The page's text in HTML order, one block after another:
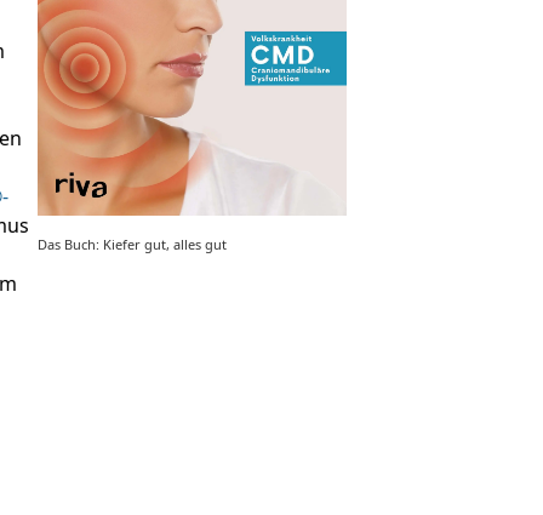
Das Buch: Kiefer gut, alles gut